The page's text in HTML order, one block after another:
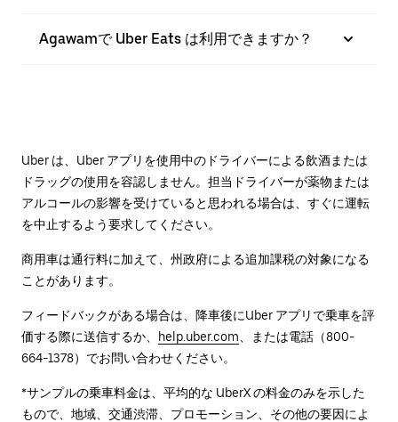
Agawamで Uber Eats は利用できますか？
Uber は、Uber アプリを使用中のドライバーによる飲酒または
ドラッグの使用を容認しません。担当ドライバーが薬物または
アルコールの影響を受けていると思われる場合は、すぐに運転
を中止するよう要求してください。
商用車は通行料に加えて、州政府による追加課税の対象になる
ことがあります。
フィードバックがある場合は、降車後に⁠Uber アプリで乗車を評
価する際に送信するか、
help.uber.com 、または電話（800-
664-1378）でお問い合わせください。
*サンプルの乗車料金は、平均的な UberX の料金のみを示した
もので、地域、交通渋滞、プロモーション、その他の要因によ